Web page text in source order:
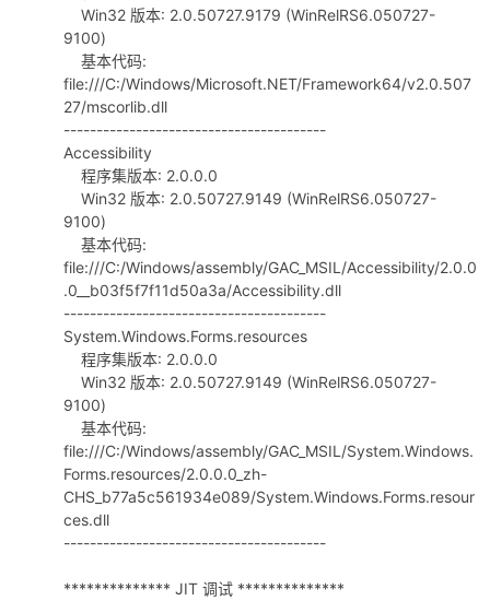
Win32 版本: 2.0.50727.9179 (WinRelRS6.050727-
9100)
基本代码:
file:///C:/Windows/Microsoft.NET/Framework64/v2.0.507
27/mscorlib.dll
----------------------------------------
Accessibility
程序集版本: 2.0.0.0
Win32 版本: 2.0.50727.9149 (WinRelRS6.050727-
9100)
基本代码:
file:///C:/Windows/assembly/GAC_MSIL/Accessibility/2.0.0
.0__b03f5f7f11d50a3a/Accessibility.dll
----------------------------------------
System.Windows.Forms.resources
程序集版本: 2.0.0.0
Win32 版本: 2.0.50727.9149 (WinRelRS6.050727-
9100)
基本代码:
file:///C:/Windows/assembly/GAC_MSIL/System.Windows.
Forms.resources/2.0.0.0_zh-
CHS_b77a5c561934e089/System.Windows.Forms.resour
ces.dll
----------------------------------------
************** JIT 调试 **************